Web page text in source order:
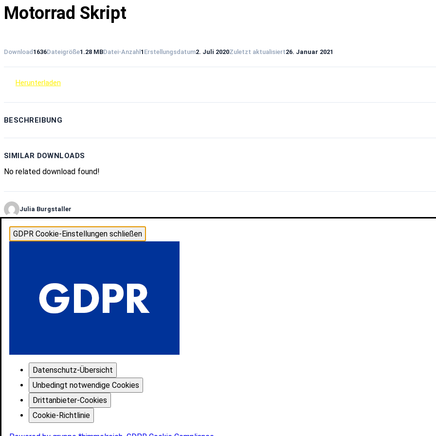
Motorrad Skript
Download 1636Dateigröße1.28 MBDatei-Anzahl 1 Erstellungsdatum2. Juli 2020Zuletzt aktualisiert26. Januar 2021
Herunterladen
BESCHREIBUNG
SIMILAR DOWNLOADS
No related download found!
Julia Burgstaller
GDPR Cookie-Einstellungen schließen
Datenschutz-Übersicht
Unbedingt notwendige Cookies
Drittanbieter-Cookies
Cookie-Richtlinie